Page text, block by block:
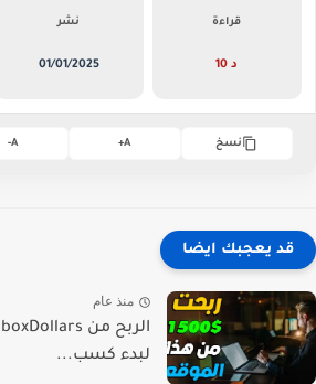
قراءة
10 د
نشر
01/01/2025
نسخ A+
A-
قد يعجبك ايضا
منذ عام
لبدء كسب...